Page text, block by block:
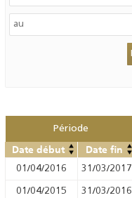
Période
Date début Date fin
01/04/2016 31/03/2017
01/04/2015 31/03/2016